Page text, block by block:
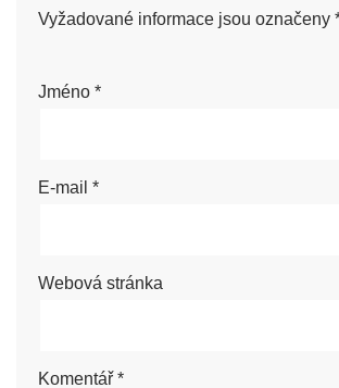
Vyžadované informace jsou označeny
Jméno *
E-mail *
Webová stránka
Komentář *